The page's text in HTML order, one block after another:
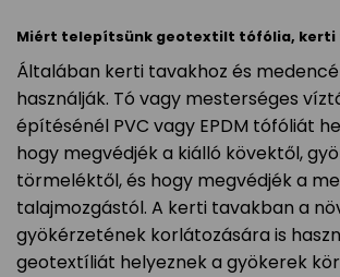
Miért telepítsünk geotextilt tófólia, kerti
Általában kerti tavakhoz és
használják. Tó vagy mesterséges
építésénél PVC vagy EPDM tófóliát
hogy megvédjék a kiálló kövektől,
törmeléktől, és hogy megvédjék a
talajmozgástól. A kerti tavakban a
gyökérzetének korlátozására is
geotextíliát helyeznek a gyökerek